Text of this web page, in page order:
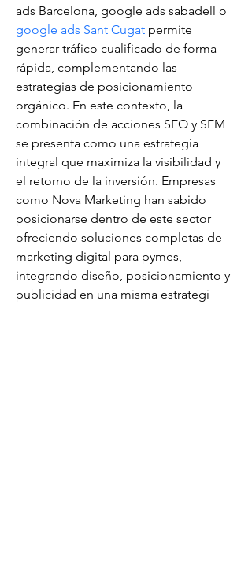
ads Barcelona, google ads sabadell o
google ads Sant Cugat permite
generar tráfico cualificado de forma
rápida, complementando las
estrategias de posicionamiento
orgánico. En este contexto, la
combinación de acciones SEO y SEM
se presenta como una estrategia
integral que maximiza la visibilidad y
el retorno de la inversión. Empresas
como Nova Marketing han sabido
posicionarse dentro de este sector
ofreciendo soluciones completas de
marketing digital para pymes,
integrando diseño, posicionamiento y
publicidad en una misma estrategi